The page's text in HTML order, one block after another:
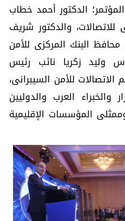
الدكتور أحمد خطاب
والدكتور شريف
البنك المركزى للأمن
وليد زكريا نائب رئيس
للأمن السيبرانى،
العرب والدوليين
المؤسسات الإقليمية